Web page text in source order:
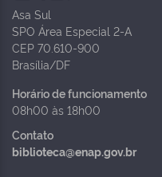
Asa Sul
SPO Área Especial 2-A
CEP 70.610-900
Brasília/DF
Horário de funcionamento
08h00 às 18h00
Contato
biblioteca@enap.gov.br